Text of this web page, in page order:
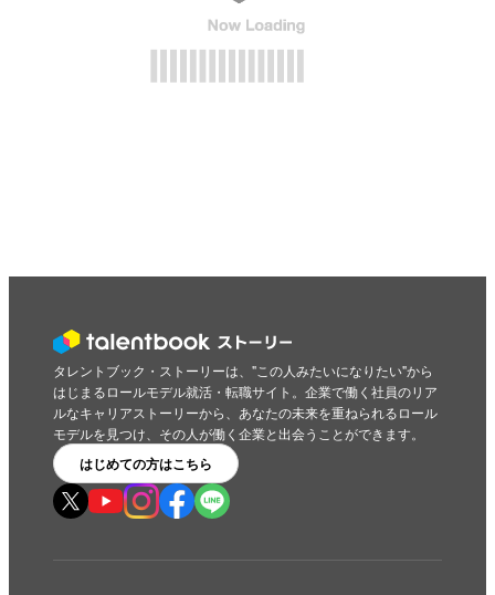
タレントブック・ストーリーは、"この人みたいになりたい"から
はじまるロールモデル就活・転職サイト。企業で働く社員のリア
ルなキャリアストーリーから、あなたの未来を重ねられるロール
モデルを見つけ、その人が働く企業と出会うことができます。
はじめての方はこちら